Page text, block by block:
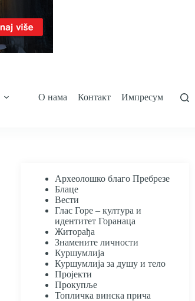
О нама Контакт Импресум
Археолошко благо Пребрезе
Блаце
Вести
Глас Горе – култура и
идентитет Горанаца
Житорађа
Знамените личности
Куршумлија
Куршумлија за душу и тело
Пројекти
Прокупље
Топличка винска прича